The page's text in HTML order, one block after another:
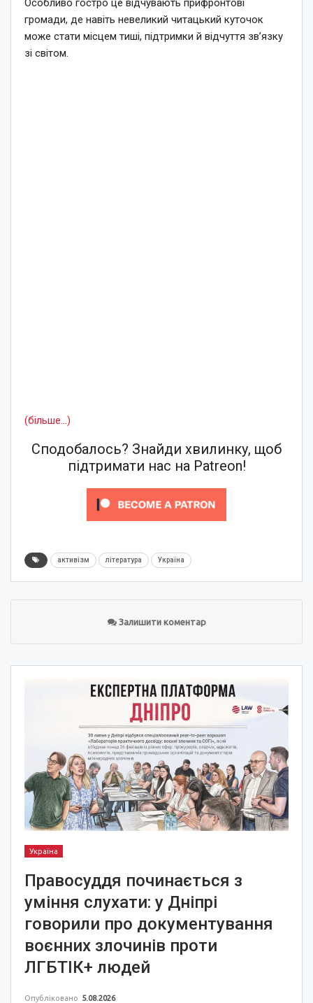
Особливо гостро це відчувають прифронтові
громади, де навіть невеликий читацький куточок
може стати місцем тиші, підтримки й відчуття зв’язку
зі світом.
(більше…)
Сподобалось? Знайди хвилинку, щоб
підтримати нас на Patreon!
активізм література Україна
Залишити коментар
Україна
Правосуддя починається з
уміння слухати: у Дніпрі
говорили про документування
воєнних злочинів проти
ЛГБТІК+ людей
Опубліковано 5.08.2026